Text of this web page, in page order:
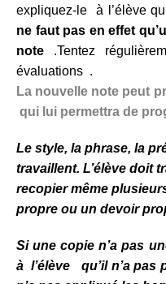
expliquez-le à l’élève
ne faut pas en effet
note .Tentez
évaluations .
La nouvelle note peut
qui lui permettra de
Le style, la phrase, la
travaillent. L’élève doit
recopier même
propre ou un devoir
Si une copie n’a pas
à l’élève qu’il n’a pas